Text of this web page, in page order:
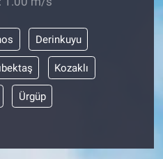
Derinkuyu
Kozaklı
Ürgüp